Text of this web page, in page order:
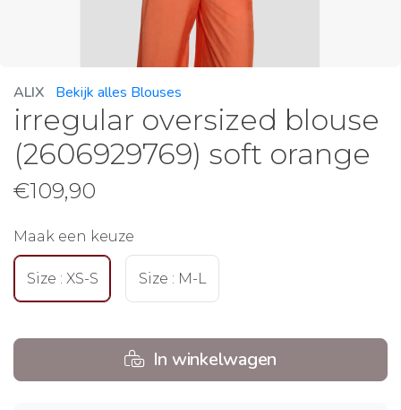
ALIX Bekijk alles Blouses
irregular oversized blouse
(2606929769) soft orange
€109,90
Maak een keuze
Size : XS-S Size : M-L
In winkelwagen